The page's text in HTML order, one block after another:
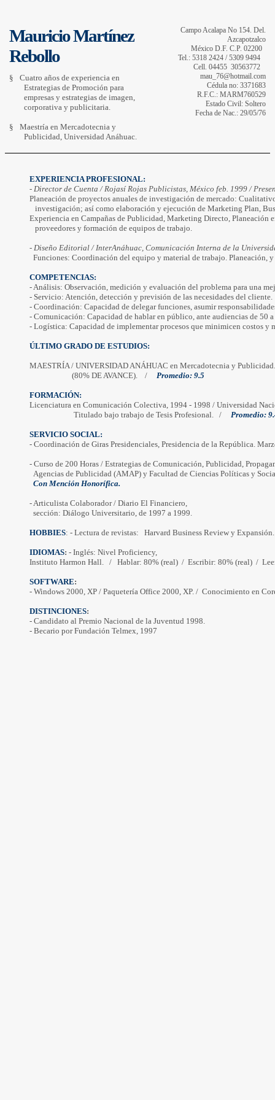
Mauricio Martínez
Rebollo
§
Cuatro años de experiencia en
Estrategias de Promoción para
empresas y estrategias de imagen,
corporativa y publicitaria.
§
Maestría en Mercadotecnia y
Publicidad, Universidad Anáhuac.
Campo Acalapa No 154. Del.
Azcapotzalco
México D.F. C.P. 02200
Tel.: 5318 2424 / 5309 9494
Cell. 04455 30563772
mau_76@hotmail.com
Cédula no: 3371683
R.F.C.: MARM760529
Estado Civil: Soltero
Fecha de Nac.: 29/05/76
EXPERIENCIA PROFESIONAL:
- Director de Cuenta / Rojasí Rojas Publicistas, México feb. 1999 /
Planeación de proyectos anuales de investigación de mercado:
investigación; así como elaboración y ejecución de Marketing Plan,
Experiencia en Campañas de Publicidad, Marketing Directo,
proveedores y formación de equipos de trabajo.
- Diseño Editorial / InterAnáhuac, Comunicación Interna de la
Funciones: Coordinación del equipo y material de trabajo. Planeación, y
COMPETENCIAS:
- Análisis: Observación, medición y evaluación del problema para una
- Servicio: Atención, detección y previsión de las necesidades del cliente.
- Coordinación: Capacidad de delegar funciones, asumir
- Comunicación: Capacidad de hablar en público, ante audiencias de 50 a
- Logística: Capacidad de implementar procesos que minimicen costos y
ÚLTIMO GRADO DE ESTUDIOS:
MAESTRÍA / UNIVERSIDAD ANÁHUAC en Mercadotecnia y Publicidad.
(80% DE AVANCE).
/ Promedio: 9.5
FORMACIÓN:
Licenciatura en Comunicación Colectiva, 1994 - 1998 / Universidad
Titulado bajo trabajo de Tesis Profesional. / Promedio:
SERVICIO SOCIAL:
- Coordinación de Giras Presidenciales, Presidencia de la República.
- Curso de 200 Horas / Estrategias de Comunicación, Publicidad,
Agencias de Publicidad (AMAP) y Facultad de Ciencias Políticas y
Con Mención Honorífica.
- Articulista Colaborador / Diario El Financiero,
sección: Diálogo Universitario, de 1997 a 1999.
HOBBIES: - Lectura de revistas: Harvard Business Review y Expansión.
IDIOMAS: - Inglés: Nivel Proficiency,
Instituto Harmon Hall. / Hablar: 80% (real) / Escribir: 80% (real) /
SOFTWARE:
- Windows 2000, XP / Paquetería Office 2000, XP. / Conocimiento en
DISTINCIONES:
- Candidato al Premio Nacional de la Juventud 1998.
- Becario por Fundación Telmex, 1997